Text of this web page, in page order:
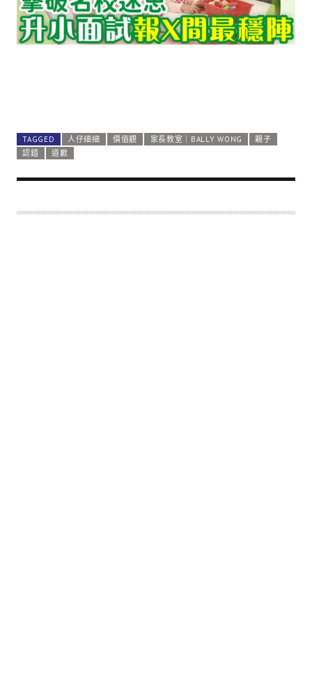
TAGGED 人仔細細 價值觀 家長教室｜BALLY WONG
親子
認錯
道歉